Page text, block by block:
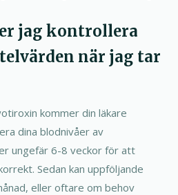
jag kontrollera
när jag tar
kommer din läkare
dina blodnivåer av
ungefär 6-8 veckor för att
Sedan kan uppföljande
eller oftare om behov